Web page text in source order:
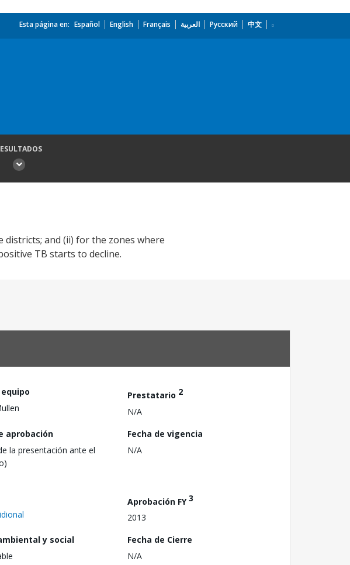
Esta página en: Español English Français العربية Русский 中文
districts; and (ii) for the zones where
TB starts to decline.
Prestatario 2
N/A
aprobación
la presentación ante el
Fecha de vigencia
N/A
Aprobación FY3
2013
y social
Fecha de Cierre
N/A